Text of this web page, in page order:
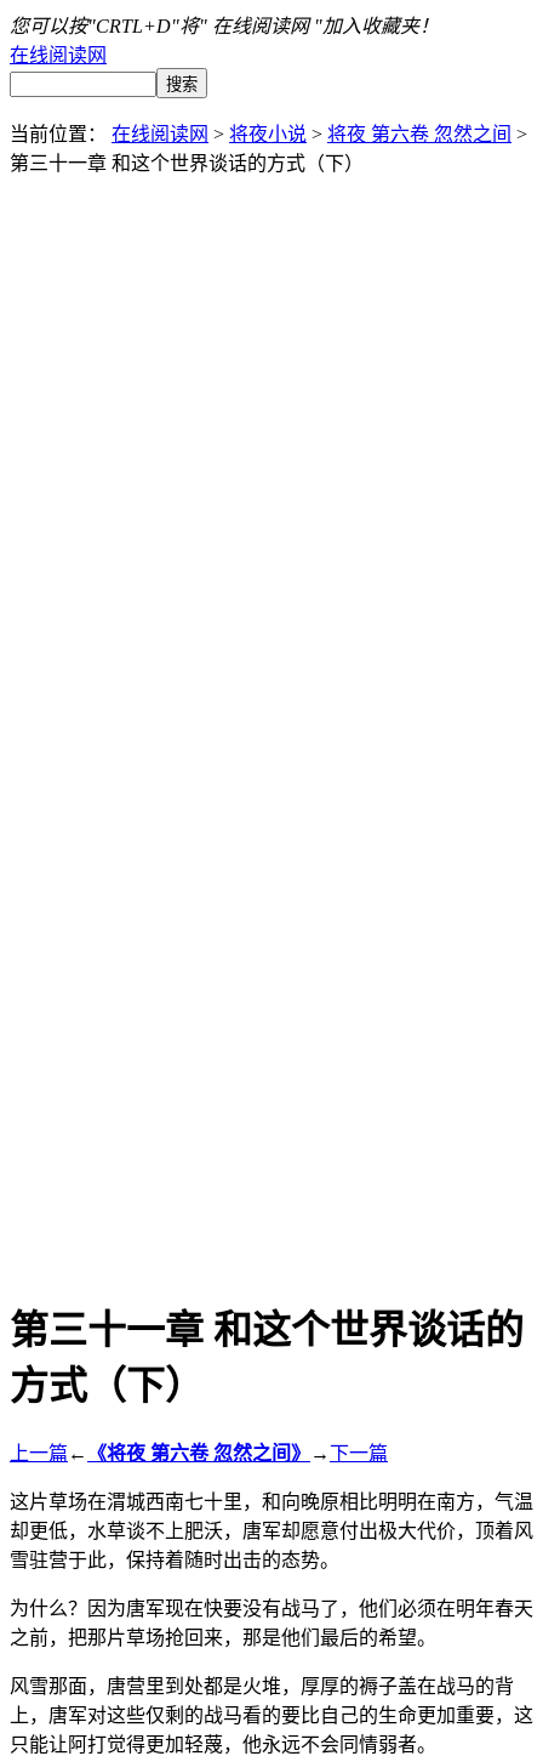
您可以按"CRTL+D"将" 在线阅读网 "加入收藏夹！
在线阅读网
当前位置： 在线阅读网 > 将夜小说 > 将夜 第六卷 忽然之间 >
第三十一章 和这个世界谈话的方式（下）
第三十一章 和这个世界谈话的
方式（下）
上一篇 ← 《将夜 第六卷 忽然之间》 →下一篇
这片草场在渭城西南七十里，和向晚原相比明明在南方，气温
却更低，水草谈不上肥沃，唐军却愿意付出极大代价，顶着风
雪驻营于此，保持着随时出击的态势。
为什么？因为唐军现在快要没有战马了，他们必须在明年春天
之前，把那片草场抢回来，那是他们最后的希望。
风雪那面，唐营里到处都是火堆，厚厚的褥子盖在战马的背
上，唐军对这些仅剩的战马看的要比自己的生命更加重要，这
只能让阿打觉得更加轻蔑，他永远不会同情弱者。